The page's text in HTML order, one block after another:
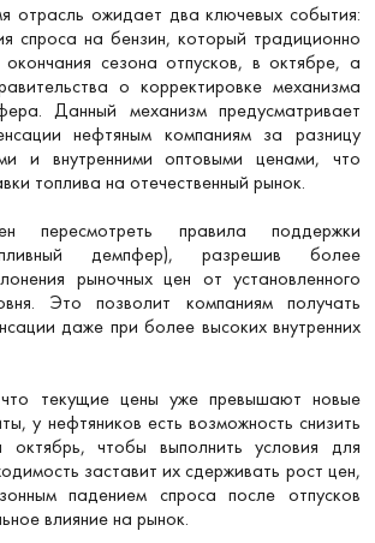
отрасль ожидает два ключевых события:
спроса на бензин, который традиционно
окончания сезона отпусков, в октябре, а
о корректировке механизма
Данный механизм предусматривает
нефтяным компаниям за разницу
и внутренними оптовыми ценами, что
топлива на отечественный рынок.
пересмотреть правила поддержки
демпфер), разрешив более
рыночных цен от установленного
Это позволит компаниям получать
даже при более высоких внутренних
текущие цены уже превышают новые
у нефтяников есть возможность снизить
чтобы выполнить условия для
заставит их сдерживать рост цен,
падением спроса после отпусков
влияние на рынок.